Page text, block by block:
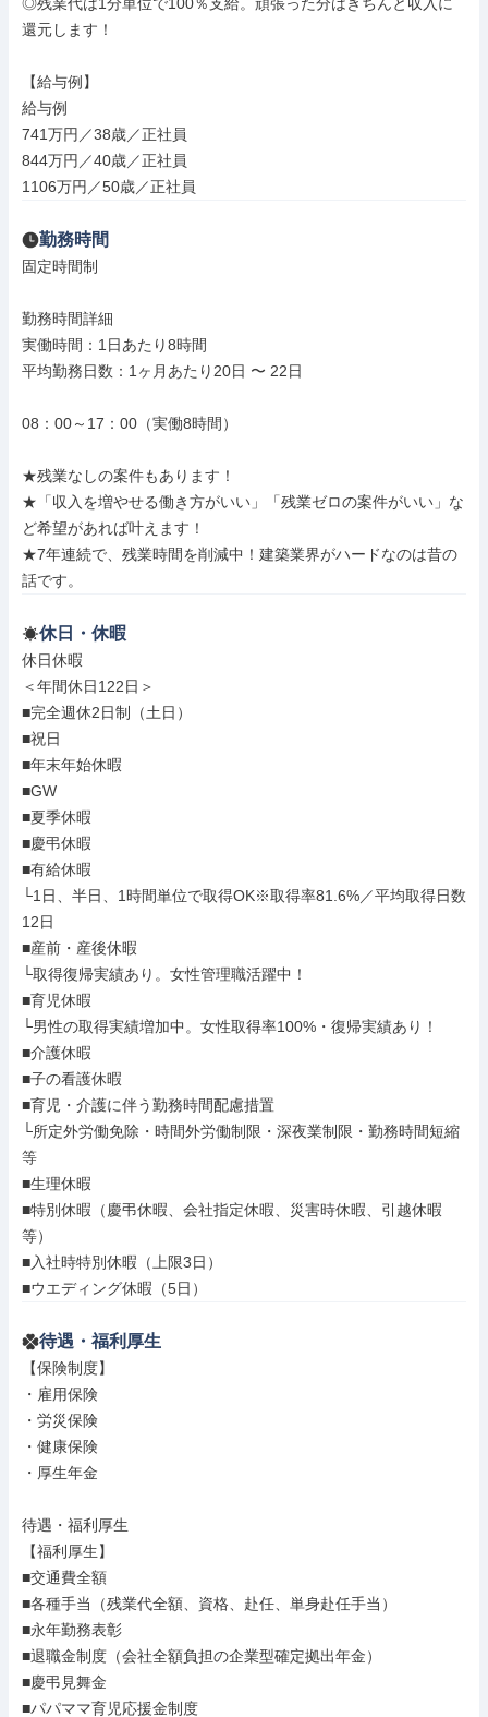
還元します！
【給与例】
給与例
741万円／38歳／正社員
844万円／40歳／正社員
1106万円／50歳／正社員
勤務時間
固定時間制
勤務時間詳細
実働時間：1日あたり8時間
平均勤務日数：1ヶ月あたり20日 〜 22日
08：00～17：00（実働8時間）
★残業なしの案件もあります！
★「収入を増やせる働き方がいい」「残業ゼロの案件がいい」な
ど希望があれば叶えます！
★7年連続で、残業時間を削減中！建築業界がハードなのは昔の
話です。
休日・休暇
休日休暇
＜年間休日122日＞
■完全週休2日制（土日）
■祝日
■年末年始休暇
■GW
■夏季休暇
■慶弔休暇
■有給休暇
└1日、半日、1時間単位で取得OK※取得率81.6%／平均取得日数
12日
■産前・産後休暇
└取得復帰実績あり。女性管理職活躍中！
■育児休暇
└男性の取得実績増加中。女性取得率100%・復帰実績あり！
■介護休暇
■子の看護休暇
■育児・介護に伴う勤務時間配慮措置
└所定外労働免除・時間外労働制限・深夜業制限・勤務時間短縮
等
■生理休暇
■特別休暇（慶弔休暇、会社指定休暇、災害時休暇、引越休暇
等）
■入社時特別休暇（上限3日）
■ウエディング休暇（5日）
待遇・福利厚生
【保険制度】
・雇用保険
・労災保険
・健康保険
・厚生年金
待遇・福利厚生
【福利厚生】
■交通費全額
■各種手当（残業代全額、資格、赴任、単身赴任手当）
■永年勤務表彰
■退職金制度（会社全額負担の企業型確定拠出年金）
■慶弔見舞金
■パパママ育児応援金制度